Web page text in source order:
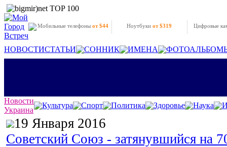
Мобильные телефоны от $44 Ноутбукиот $319 Цифровые
НОВОСТИСТАТЬИ СОННИК ИМЕНА
Новости
Украина
Культура Спорт Политика Здоровье Наука
19 Января 2016
Советский Союз - затянувшийся на